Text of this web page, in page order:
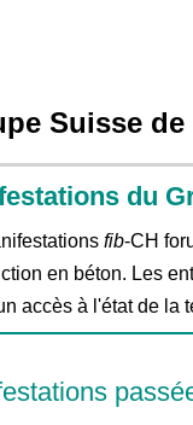
Suisse
du
fib-CH
en béton. Les
accès à l'état de la